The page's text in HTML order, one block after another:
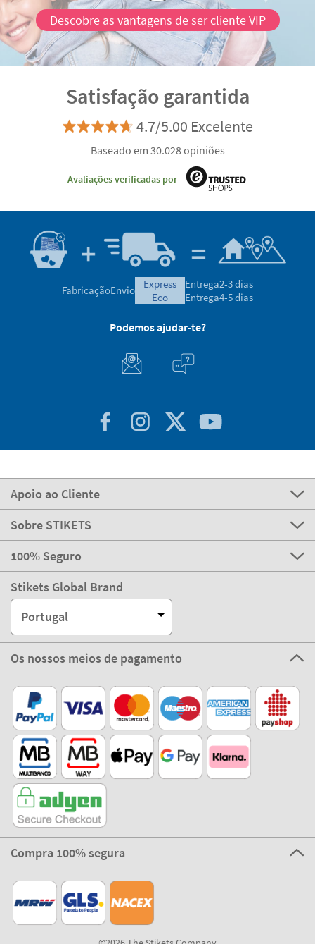
Descobre as vantagens de ser cliente VIP
Satisfação garantida
4.7/5.00 Excelente
Baseado em 30.028 opiniões
Avaliações verificadas por
FabricaçãoEnvio
express
eco
Entrega2-3 dias
Entrega4-5 dias
Podemos ajudar-te?
Apoio ao Cliente
Sobre STIKETS
100% Seguro
Stikets Global Brand
Portugal
Os nossos meios de pagamento
Compra 100% segura